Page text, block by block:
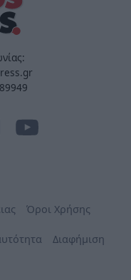
Όροι Χρήσης
Διαφήμιση